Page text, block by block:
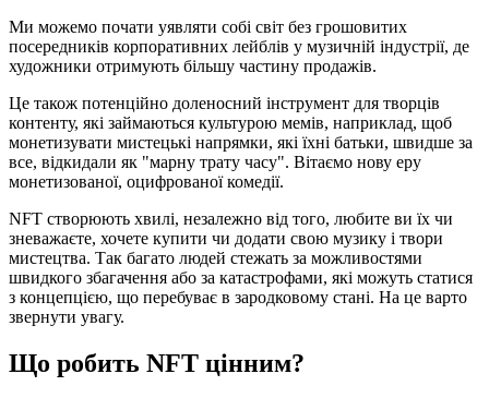
Ми можемо почати уявляти собі світ без грошовитих
посередників корпоративних лейблів у музичній індустрії, де
художники отримують більшу частину продажів.
Це також потенційно доленосний інструмент для творців
контенту, які займаються культурою мемів, наприклад, щоб
монетизувати мистецькі напрямки, які їхні батьки, швидше за
все, відкидали як "марну трату часу". Вітаємо нову еру
монетизованої, оцифрованої комедії.
NFT створюють хвилі, незалежно від того, любите ви їх чи
зневажаєте, хочете купити чи додати свою музику і твори
мистецтва. Так багато людей стежать за можливостями
швидкого збагачення або за катастрофами, які можуть статися
з концепцією, що перебуває в зародковому стані. На це варто
звернути увагу.
Що робить NFT цінним?